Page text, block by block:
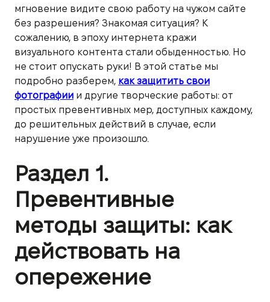
мгновение видите свою работу на чужом сайте
без разрешения? Знакомая ситуация? К
сожалению, в эпоху интернета кражи
визуального контента стали обыденностью. Но
не стоит опускать руки! В этой статье мы
подробно разберем, как защитить свои
фотографии и другие творческие работы: от
простых превентивных мер, доступных каждому,
до решительных действий в случае, если
нарушение уже произошло.
Раздел 1.
Превентивные
методы защиты: как
действовать на
опережение